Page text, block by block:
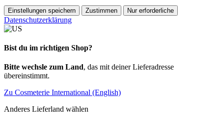
Einstellungen speichern Zustimmen Nur erforderliche
Datenschutzerklärung
Bist du im richtigen Shop?
Bitte wechsle zum Land, das mit deiner Lieferadresse
übereinstimmt.
Zu Cosmeterie International (English)
Anderes Lieferland wählen